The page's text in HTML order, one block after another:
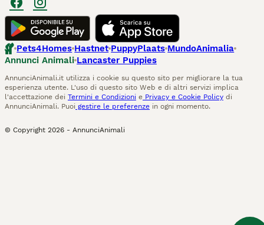
Pets4Homes Hastnet PuppyPlaats MundoAnimalia
Annunci Animali Lancaster Puppies
AnnunciAnimali.it utilizza i cookie su questo sito per migliorare la tua
esperienza utente. L'uso di questo sito Web e di altri servizi implica
l'accettazione dei Termini e Condizioni e Privacy e Cookie Policy di
AnnunciAnimali. Puoi gestire le preferenze in ogni momento.
© Copyright 2026 - AnnunciAnimali